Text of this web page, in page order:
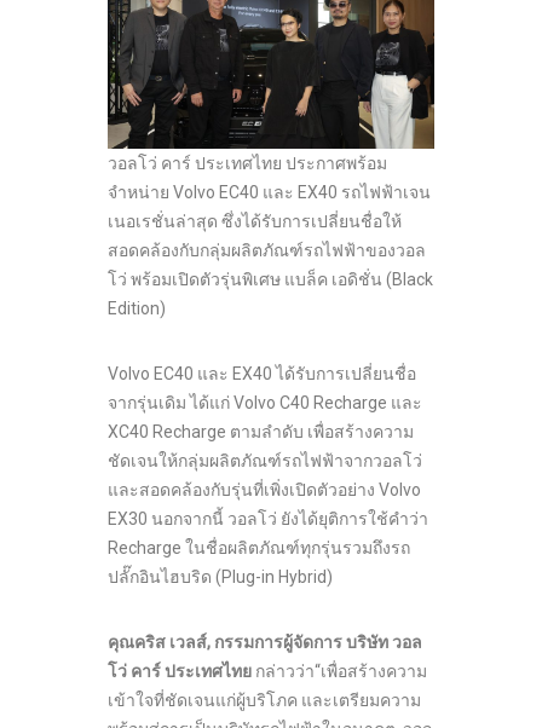
วอลโว่ คาร์ ประเทศไทย ประกาศพร้อม
จำหน่าย Volvo EC40 และ EX40 รถไฟฟ้าเจน
เนอเรชั่นล่าสุด ซึ่งได้รับการเปลี่ยนชื่อให้
สอดคล้องกับกลุ่มผลิตภัณฑ์รถไฟฟ้าของวอล
โว่ พร้อมเปิดตัวรุ่นพิเศษ แบล็ค เอดิชั่น (Black
Edition)
Volvo EC40 และ EX40 ได้รับการเปลี่ยนชื่อ
จากรุ่นเดิม ได้แก่ Volvo C40 Recharge และ
XC40 Recharge ตามลำดับ เพื่อสร้างความ
ชัดเจนให้กลุ่มผลิตภัณฑ์รถไฟฟ้าจากวอลโว่
และสอดคล้องกับรุ่นที่เพิ่งเปิดตัวอย่าง Volvo
EX30 นอกจากนี้ วอลโว่ ยังได้ยุติการใช้คำว่า
Recharge ในชื่อผลิตภัณฑ์ทุกรุ่นรวมถึงรถ
ปลั๊กอินไฮบริด (Plug-in Hybrid)
คุณคริส เวลส์, กรรมการผู้จัดการ บริษัท วอล
โว่ คาร์ ประเทศไทย กล่าวว่า“เพื่อสร้างความ
เข้าใจที่ชัดเจนแก่ผู้บริโภค และเตรียมความ